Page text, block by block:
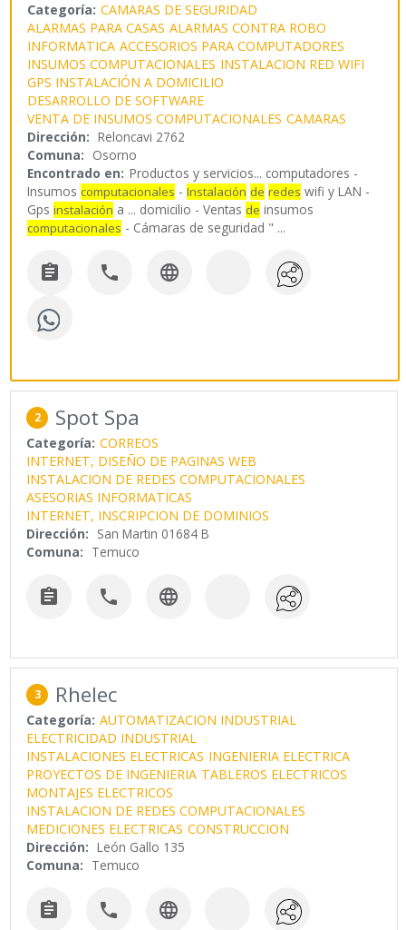
Categoría: CAMARAS DE SEGURIDAD
ALARMAS PARA CASAS ALARMAS CONTRA ROBO
INFORMATICA ACCESORIOS PARA COMPUTADORES
INSUMOS COMPUTACIONALES INSTALACION RED WIFI
GPS INSTALACIÓN A DOMICILIO
DESARROLLO DE SOFTWARE
VENTA DE INSUMOS COMPUTACIONALES CAMARAS
Dirección: Reloncavi 2762
Comuna: Osorno
Encontrado en: Productos y servicios... computadores -
Insumos computacionales -Instalación de redes wifi y LAN -
Gpsinstalación a ... domicilio - Ventas de insumos
computacionales - Cámaras de seguridad " ...
  
2 Spot Spa
Categoría: CORREOS
INTERNET, DISEÑO DE PAGINAS WEB
INSTALACION DE REDES COMPUTACIONALES
ASESORIAS INFORMATICAS
INTERNET, INSCRIPCION DE DOMINIOS
Dirección: San Martin 01684 B
Comuna: Temuco
  
3 Rhelec
Categoría: AUTOMATIZACION INDUSTRIAL
ELECTRICIDAD INDUSTRIAL
INSTALACIONES ELECTRICAS INGENIERIA ELECTRICA
PROYECTOS DE INGENIERIA TABLEROS ELECTRICOS
MONTAJES ELECTRICOS
INSTALACION DE REDES COMPUTACIONALES
MEDICIONES ELECTRICAS CONSTRUCCION
Dirección: León Gallo 135
Comuna: Temuco
  